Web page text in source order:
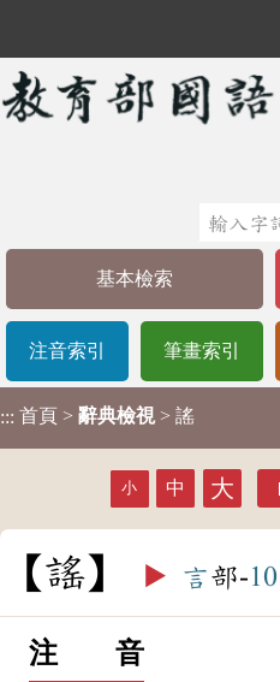
基本檢索
注音索引 筆畫索引
::: 首頁 > 辭典檢視 > 謠
小 中 大
謠 ▶️ 言部-10
注 音